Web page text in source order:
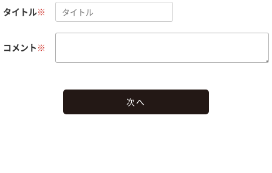
タイトル※
コメント ※